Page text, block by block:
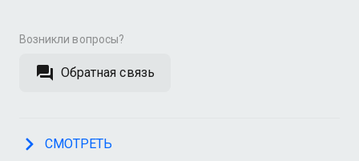
Возникли вопросы?
Обратная связь
СМОТРЕТЬ